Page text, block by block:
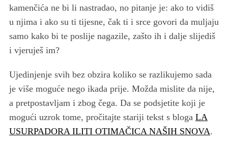
kamenčića ne bi li nastradao, no pitanje je: ako to vidiš
u njima i ako su ti tijesne, čak ti i srce govori da muljaju
samo kako bi te poslije nagazile, zašto ih i dalje slijediš
i vjeruješ im?
Ujedinjenje svih bez obzira koliko se razlikujemo sada
je više moguće nego ikada prije. Možda mislite da nije,
a pretpostavljam i zbog čega. Da se podsjetite koji je
mogući uzrok tome, pročitajte stariji tekst s bloga LA
USURPADORA ILITI OTIMAČICA NAŠIH SNOVA.